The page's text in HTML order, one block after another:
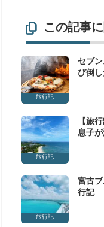
この記事
旅行記
セブ
び倒
旅行記
【旅
息子
旅行記
宮古
行記